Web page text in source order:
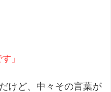
」
けど、中々その言葉が